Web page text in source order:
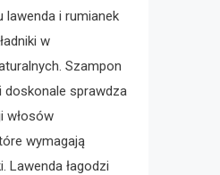
lawenda i rumianek
w
Szampon
doskonale sprawdza
włosów
wymagają
Lawenda łagodzi